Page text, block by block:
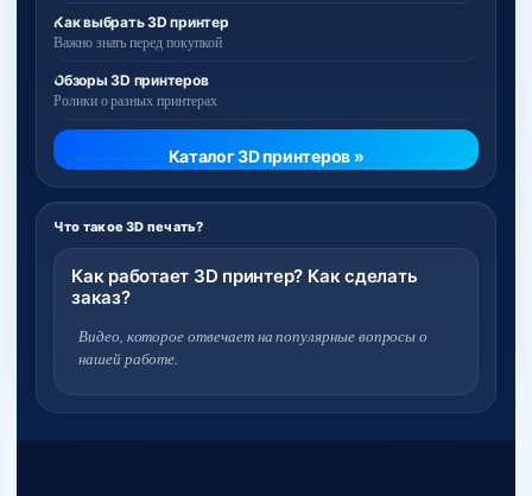
Как выбрать 3D принтер
Важно знать перед покупкой
Обзоры 3D принтеров
Ролики о разных принтерах
Каталог 3D принтеров »
Что такое 3D печать?
Как работает 3D принтер? Как сделать
заказ?
Видео, которое отвечает на популярные вопросы о
нашей работе.